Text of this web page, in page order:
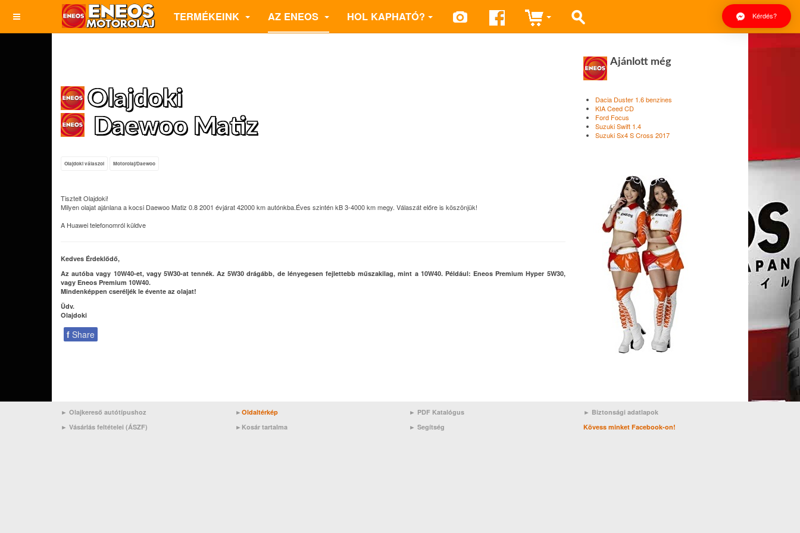
Kérdés?
TERMÉKEINK AZ ENEOS HOL KAPHATÓ?
Olajdoki
Daewoo Matiz
Olajdoki válaszol Motorolaj/Daewoo
Tisztelt Olajdoki!
Milyen olajat ajánlana a kocsi Daewoo Matiz 0.8 2001 évjárat 42000 km autónkba.Éves szintén kB 3-4000 km megy. Válaszát előre is köszönjük!
A Huawei telefonomról küldve
Kedves Érdeklődő,
Az autóba vagy 10W40-et, vagy 5W30-at tennék. Az 5W30 drágább, de lényegesen fejlettebb műszakilag, mint a 10W40. Például: Eneos Premium Hyper 5W30,
vagy Eneos Premium 10W40.
Mindenképpen cseréljék le évente az olajat!
Üdv.
Olajdoki
f Share
Ajánlott még
Dacia Duster 1.6 benzines
KIA Ceed CD
Ford Focus
Suzuki Swift 1.4
Suzuki Sx4 S Cross 2017
► Olajkereső autótípushoz
► Vásárlás feltételei (ÁSZF)
► Oldaltérkép
► Kosár tartalma
► PDF Katalógus
► Segítség
► Biztonsági adatlapok
Kövess minket Facebook-on!